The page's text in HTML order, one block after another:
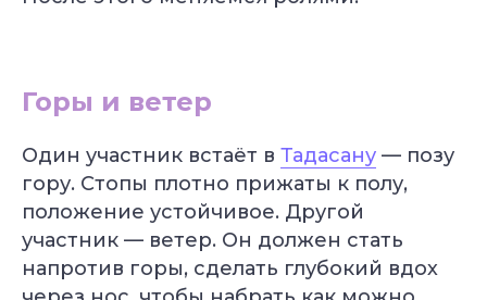
Горы и ветер
Один участник встаёт в Тадасану — позу
гору. Стопы плотно прижаты к полу,
положение устойчивое. Другой
участник — ветер. Он должен стать
напротив горы, сделать глубокий вдох
Популярные курсы Академии Йоги
Грант 40 000